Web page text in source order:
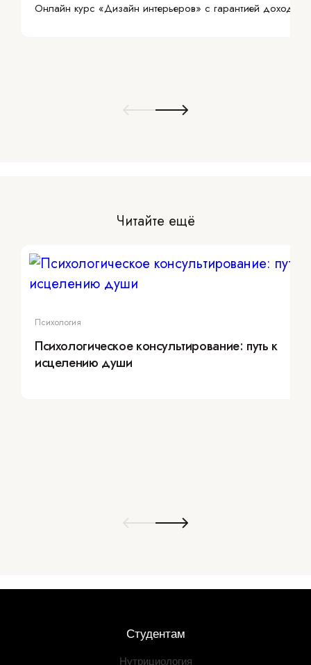
Онлайн курс «Дизайн интерьеров» с гарантией дохода
Читайте ещё
Психология
Психологическое консультирование: путь к
исцелению души
Студентам
Нутрициология